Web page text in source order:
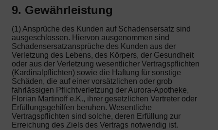
9. Gewährleistung
(1) Ansprüche des Kunden auf Schadensersatz sind
ausgeschlossen. Hiervon ausgenommen sind
Schadensersatzansprüche des Kunden aus der
Verletzung des Lebens, des Körpers, der Gesundheit
oder aus der Verletzung wesentlicher Vertragspflichten
(Kardinalpflichten) sowie die Haftung für sonstige
Schäden, die auf einer vorsätzlichen oder grob
fahrlässigen Pflichtverletzung der Aurora-Apotheke,
Florian Martinoff e.K., ihrer gesetzlichen Vertreter oder
Erfüllungsgehilfen beruhen. Wesentliche
Vertragspflichten sind solche, deren Erfüllung zur
Erreichung des Ziels des Vertrags notwendig ist.